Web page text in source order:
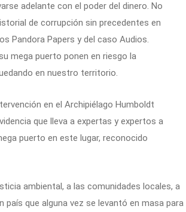
adelante con el poder del dinero. No
de corrupción sin precedentes en
Pandora Papers y del caso Audios.
mega puerto ponen en riesgo la
en nuestro territorio.
en el Archipiélago Humboldt
que lleva a expertas y expertos a
puerto en este lugar, reconocido
ambiental, a las comunidades locales, a
que alguna vez se levantó en masa para